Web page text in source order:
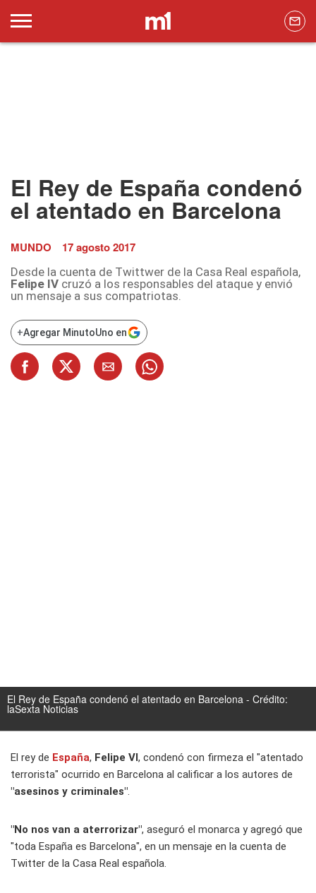
El Rey de España condenó
el atentado en Barcelona
MUNDO 17 agosto 2017
Desde la cuenta de Twittwer de la Casa Real española,
Felipe IV cruzó a los responsables del ataque y envió
un mensaje a sus compatriotas.
+Agregar MinutoUno en
El Rey de España condenó el atentado en Barcelona - Crédito:
laSexta Noticias
El rey de España, Felipe VI, condenó con firmeza el "atentado
terrorista" ocurrido en Barcelona al calificar a los autores de
"asesinos y criminales".
"No nos van a aterrorizar", aseguró el monarca y agregó que
"toda España es Barcelona", en un mensaje en la cuenta de
Twitter de la Casa Real española.